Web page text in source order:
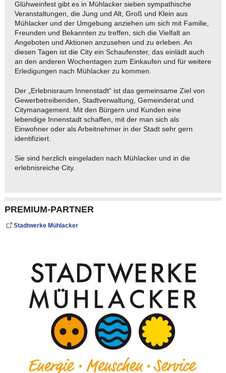
Glühweinfest gibt es in Mühlacker sieben sympathische
Veranstaltungen, die Jung und Alt, Groß und Klein aus
Mühlacker und der Umgebung anziehen um sich mit Familie,
Freunden und Bekannten zu treffen, sich die Vielfalt an
Angeboten und Aktionen anzusehen und zu erleben. An
diesen Tagen ist die City ein Schaufenster, das einlädt auch
an den anderen Wochentagen zum Einkaufen und für weitere
Erledigungen nach Mühlacker zu kommen.
Der „Erlebnisraum Innenstadt“ ist das gemeinsame Ziel von
Gewerbetreibenden, Stadtverwaltung, Gemeinderat und
Citymanagement. Mit den Bürgern und Kunden eine
lebendige Innenstadt schaffen, mit der man sich als
Einwohner oder als Arbeitnehmer in der Stadt sehr gern
identifiziert.
Sie sind herzlich eingeladen nach Mühlacker und in die
erlebnisreiche City.
PREMIUM-PARTNER
Stadtwerke Mühlacker